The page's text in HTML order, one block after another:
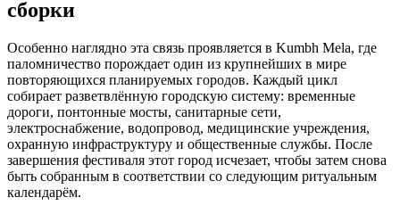
сборки
Особенно наглядно эта связь проявляется в Kumbh Mela, где
паломничество порождает один из крупнейших в мире
повторяющихся планируемых городов. Каждый цикл
собирает разветвлённую городскую систему: временные
дороги, понтонные мосты, санитарные сети,
электроснабжение, водопровод, медицинские учреждения,
охранную инфраструктуру и общественные службы. После
завершения фестиваля этот город исчезает, чтобы затем снова
быть собранным в соответствии со следующим ритуальным
календарём.